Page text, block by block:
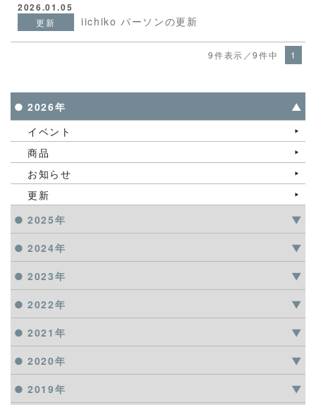
2026.01.05
更新 iichiko パーソンの更新
9件表示／9件中 1
2026年
イベント
商品
お知らせ
更新
2025年
2024年
2023年
2022年
2021年
2020年
2019年